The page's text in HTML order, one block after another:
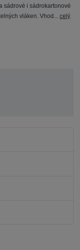
sádrové i sádrokartonové
vláken. Vhod...celý